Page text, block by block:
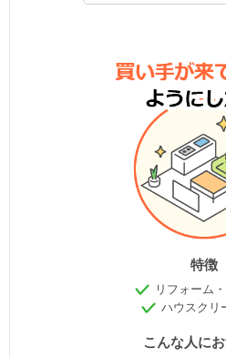
特徴
リフォーム
ハウスクリ
こんな人に